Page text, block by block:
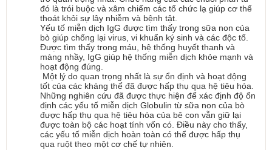
đó là trói buộc và xâm chiếm các tổ chức lạ giúp cơ thể
thoát khỏi sự lây nhiễm và bệnh tật.
Yếu tố miễn dịch IgG được tìm thấy trong sữa non của
bò giúp chống lại virus, vi khuẩn ký sinh và các độc tố.
Được tìm thấy trong máu, hệ thống huyết thanh và
màng nhầy, IgG giúp hệ thống miễn dịch khỏe mạnh và
hoạt động đúng.
Một lý do quan trọng nhất là sự ổn định và hoạt động
tốt của các kháng thể đã được hấp thụ qua hệ tiêu hóa.
Những nghiên cứu đã được thực hiện để xác định độ ổn
định các yếu tố miễn dịch Globulin từ sữa non của bò
được hấp thụ qua hệ tiêu hóa của bê con vẫn giữ lại
được toàn bộ các hoạt tính vốn có. Điều này cho thấy,
các yếu tố miễn dịch hoàn toàn có thể được hấp thụ
qua ruột theo một cơ chế tự nhiên.